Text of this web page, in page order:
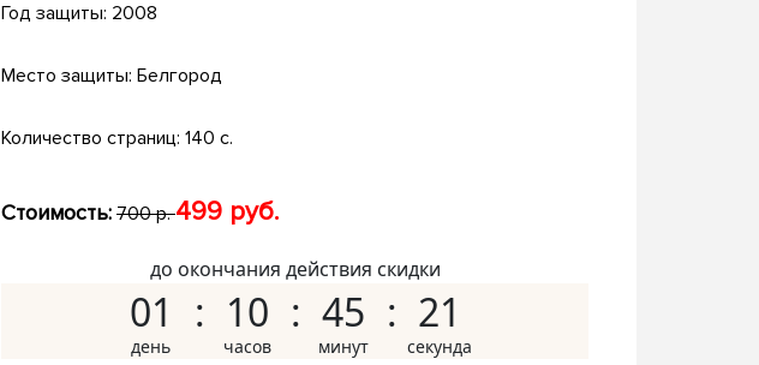
Год защиты: 2008
Место защиты: Белгород
Количество страниц: 140 с.
Стоимость: 700 р.499 руб.
до окончания действия скидки
01 10 45 20